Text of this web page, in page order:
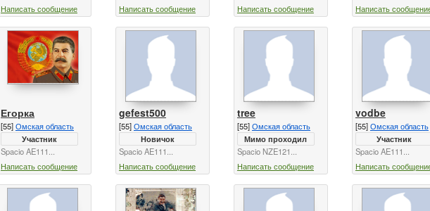
Написать сообщение
Написать сообщение
Написать сообщение
Написать
Егорка
[55]Омская область
Участник
Spacio AE111...
Написать сообщение
gefest500
[55]Омская область
Новичок
Spacio AE111...
Написать сообщение
tree
[55]Омская область
Мимо проходил
Spacio NZE121...
Написать сообщение
vodbe
[55]Омская область
Участник
Spacio AE111...
Написать